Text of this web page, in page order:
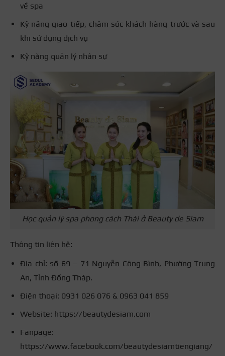
về spa
Kỹ năng giao tiếp, chăm sóc khách hàng trước và sau
khi sử dụng dịch vụ
Kỹ năng quản lý nhân sự
Học quản lý spa phong cách Thái ở Beauty de Siam
Thông tin liên hệ:
Địa chỉ: số 69 – 71 Nguyễn Công Bình, Phường Trung
An, Tỉnh Đồng Tháp.
Điện thoại: 0931 026 076 & 0963 041 859
Website: https://beautydesiam.com
Fanpage:
https://www.facebook.com/beautydesiamtiengiang/